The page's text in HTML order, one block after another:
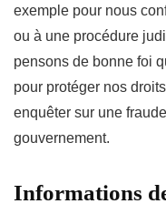
exemple pour nous
ou à une procédure
pensons de bonne foi
pour protéger nos
enquêter sur une
gouvernement.
Informations